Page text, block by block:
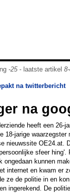
-25- laatste artikel
na twitterbericht
na
heeft een 26-
18-jarige
nieuwssite OE24.at.
sfeer
ongedaan kunnen
internet en kwam er
ze de politie in en
ingerekend. De